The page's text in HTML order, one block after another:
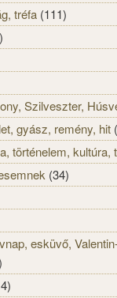
tréfa (111)
Szilveszter,
gyász, remény, hit
történelem, kultúra,
(34)
esküvő,